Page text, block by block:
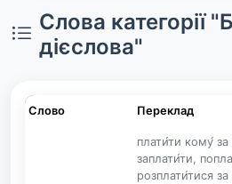
Слова категорії
дієслова"
Слово Переклад
плати́ти кому́
заплати́ти,
розплати́тися